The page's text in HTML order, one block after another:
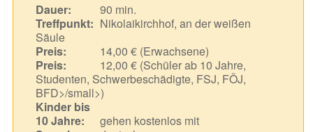
Dauer:
90 min.
Treffpunkt: Nikolaikirchhof, an der weißen
Säule
Preis:
14,00 € (Erwachsene)
Preis:
12,00 € (Schüler ab 10 Jahre,
Studenten, Schwerbeschädigte, FSJ, FÖJ,
BFD>/small>)
Kinder bis
10 Jahre:
gehen kostenlos mit